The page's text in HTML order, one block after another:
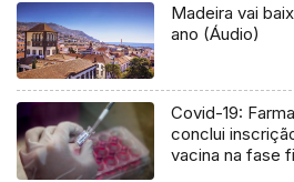
Madeira vai
ano (Áudio)
Covid-19:
conclui
vacina na fase